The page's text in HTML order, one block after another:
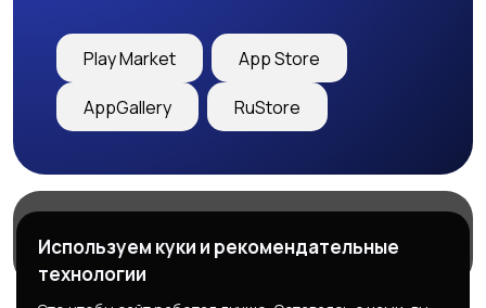
Play Market App Store
AppGallery RuStore
Служба поддержки
Используем куки и рекомендательные
технологии